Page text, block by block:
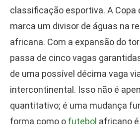
classificação esportiva. A Copa
marca um divisor de águas na
africana. Com a expansão do
passa de cinco vagas
de uma possível décima vaga
intercontinental. Isso não é
quantitativo; é uma mudança
forma como o futebol africano